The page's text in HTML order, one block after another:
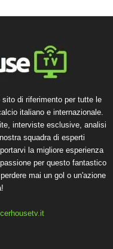
di riferimento per tutte le
italiano e internazionale.
interviste esclusive, analisi
squadra di esperti
la migliore esperienza
per questo fantastico
mai un gol o un'azione